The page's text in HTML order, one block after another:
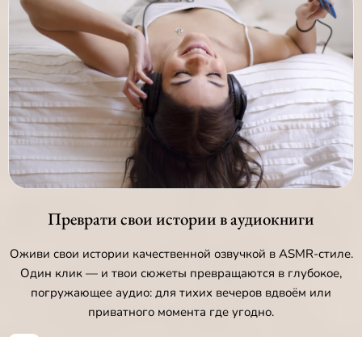
Преврати свои истории в аудиокниги
Оживи свои истории качественной озвучкой в ASMR-стиле.
Один клик — и твои сюжеты превращаются в глубокое,
погружающее аудио: для тихих вечеров вдвоём или
приватного момента где угодно.